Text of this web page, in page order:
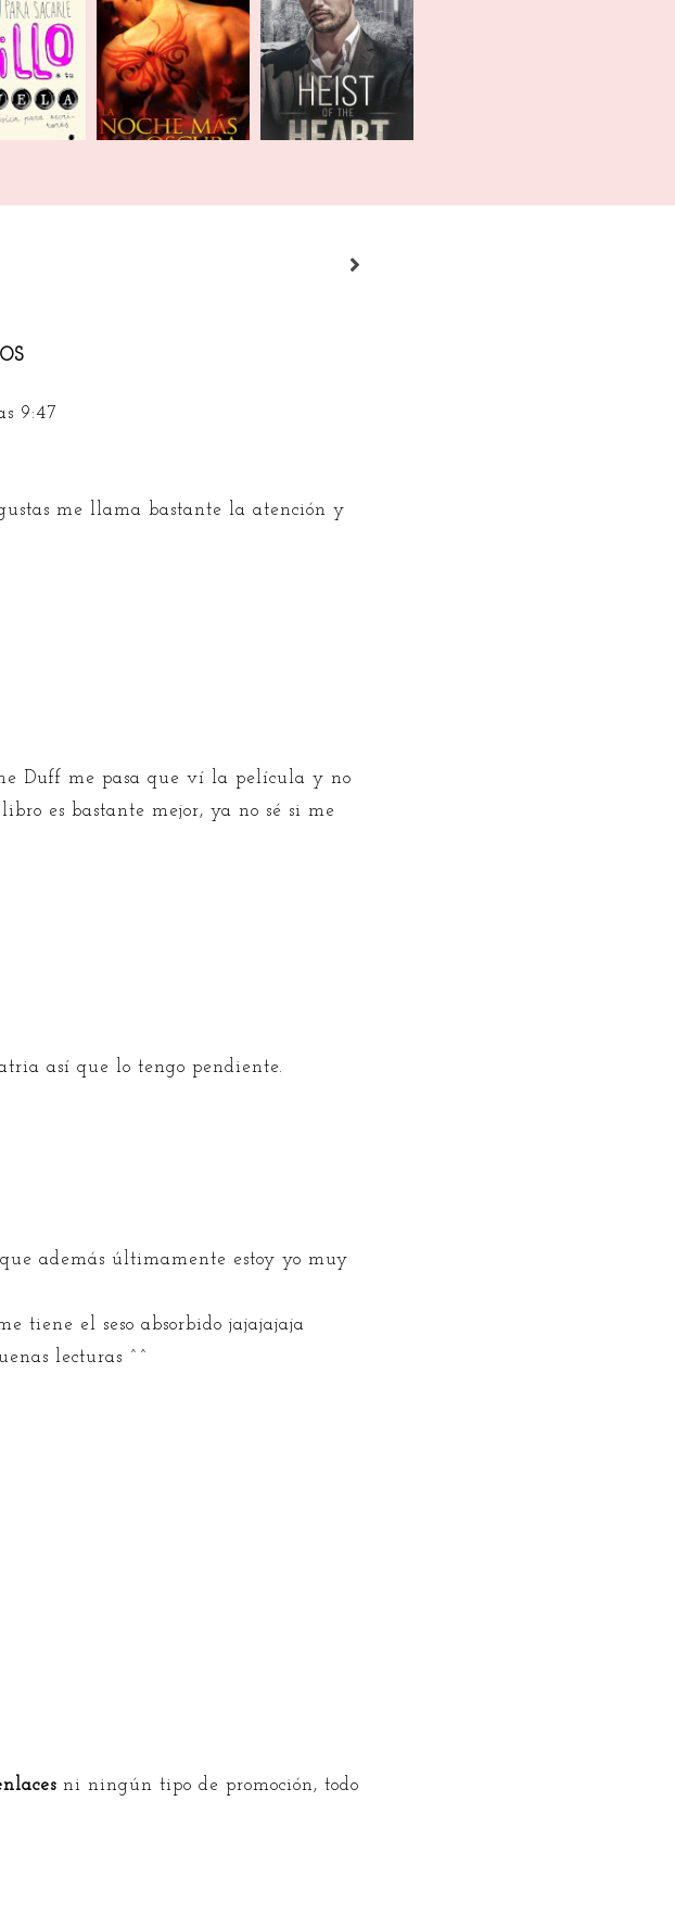
| Abril
Wrap Up | Julio
2021
Recuento |
Febrero 2021
9:47
me llama bastante la atención y
Duff me pasa que ví la película y no
es bastante mejor, ya no sé si me
así que lo tengo pendiente.
además últimamente estoy yo muy
tiene el seso absorbido jajajajaja
lecturas ^^
ni ningún tipo de promoción, todo